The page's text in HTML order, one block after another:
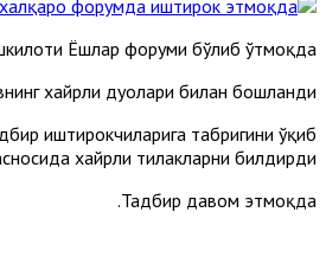
Ёшлар форуми бўлиб ўтмоқда.
хайрли дуолари билан бошланди.
иштирокчиларига табригини ўқиб
хайрли тилакларни билдирди.
Тадбир давом этмоқда.